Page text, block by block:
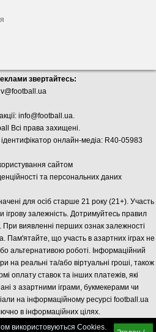
звертайтесь:
info@football.ua.
Всі права захищені.
дентифікатор онлайн-медіа: R40-05983
сайтом
та персональних даних
для осіб старше 21 року (21+). Участь
ігрову залежність. Дотримуйтесь правил
При виявленні перших ознак залежності
Пам'ятайте, що участь в азартних іграх не
альтернативою роботі. Інформаційний
на реальні та/або віртуальні гроші, також
оплату ставок та інших платежів, які
з азартними іграми, букмекерами чи
на інформаційному ресурсі football.ua
в інформаційних цілях.
використовуються Cookies.